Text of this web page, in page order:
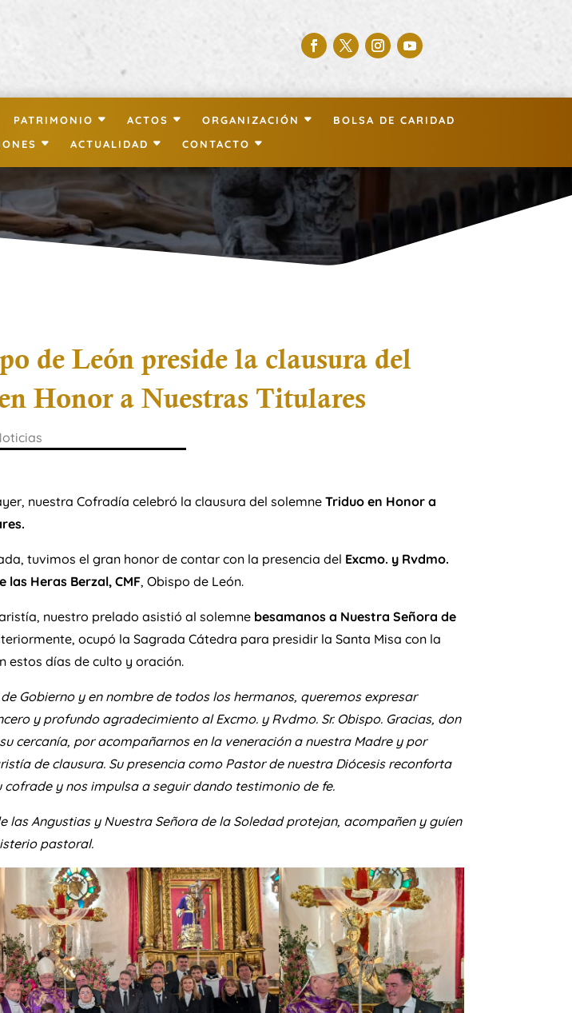
PATRIMONIO ACTOS ORGANIZACIÓN
BOLSA DE CARIDAD
ACTUALIDAD CONTACTO
de León preside la clausura del
Honor a Nuestras Titulares
nuestra Cofradía celebró la clausura del solemneTriduo en Honor a
tuvimos el gran honor de contar con la presencia del Excmo. y Rvdmo.
las Heras Berzal, CMF, Obispo de León.
nuestro prelado asistió al solemne besamanos a Nuestra Señora de
ocupó la Sagrada Cátedra para presidir la Santa Misa con la
estos días de culto y oración.
Gobierno y en nombre de todos los hermanos, queremos expresar
y profundo agradecimiento al Excmo. y Rvdmo. Sr. Obispo. Gracias, don
cercanía, por acompañarnos en la veneración a nuestra Madre y por
de clausura. Su presencia como Pastor de nuestra Diócesis reconforta
cofrade y nos impulsa a seguir dando testimonio de fe.
las Angustias y Nuestra Señora de la Soledad protejan, acompañen y guíen
pastoral.